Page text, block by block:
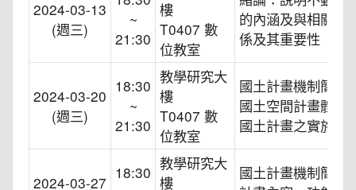
2024-03-13
(週三)
~
21:30
樓
T0407 數
位教室
的內涵及與相關學
係及其重要性
2024-03-20
(週三)
18:30
~
21:30
教學研究大
樓
T0407 數
位教室
國土計畫機制簡介
國土空間計畫體系
國土計畫之實施現
2024-03-27
18:30 教學研究大
樓
國土計畫機制簡介